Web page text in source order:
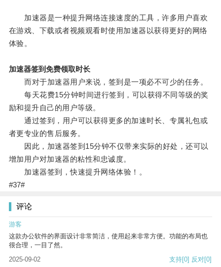
加速器是一种提升网络连接速度的工具，许多用户喜欢
在游戏、下载或者视频观看时使用加速器以获得更好的网络
体验。
加速器签到免费领取时长
而对于加速器用户来说，签到是一项必不可少的任务。
每天花费15分钟时间进行签到，可以获得不同等级的奖
励和提升自己的用户等级。
通过签到，用户可以获得更多的加速时长、专属礼包或
者更专业的售后服务。
因此，加速器签到15分钟不仅带来实际的好处，还可以
增加用户对加速器的粘性和忠诚度。
加速器签到，快速提升网络体验！。
#37#
评论
游客
这款办公软件的界面设计非常简洁，使用起来非常方便。功能的布局也
很合理，一目了然。
2025-09-02
支持[0] 反对[0]